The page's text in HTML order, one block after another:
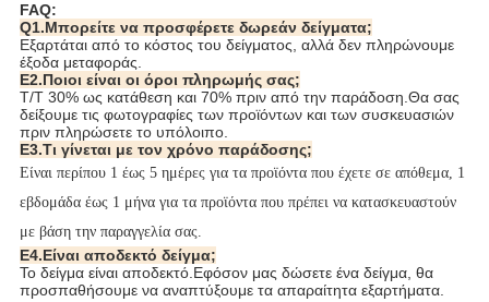
FAQ:
Q1.Μπορείτε να προσφέρετε δωρεάν δείγματα;
Εξαρτάται από το κόστος του δείγματος, αλλά δεν πληρώνουμε
έξοδα μεταφοράς.
Ε2.Ποιοι είναι οι όροι πληρωμής σας;
T/T 30% ως κατάθεση και 70% πριν από την παράδοση.Θα σας
δείξουμε τις φωτογραφίες των προϊόντων και των συσκευασιών
πριν πληρώσετε το υπόλοιπο.
Ε3.Τι γίνεται με τον χρόνο παράδοσης;
Είναι περίπου 1 έως 5 ημέρες για τα προϊόντα που έχετε σε απόθεμα, 1
εβδομάδα έως 1 μήνα για τα προϊόντα που πρέπει να κατασκευαστούν
με βάση την παραγγελία σας.
Ε4.Είναι αποδεκτό δείγμα;
Το δείγμα είναι αποδεκτό.Εφόσον μας δώσετε ένα δείγμα, θα
προσπαθήσουμε να αναπτύξουμε τα απαραίτητα εξαρτήματα.